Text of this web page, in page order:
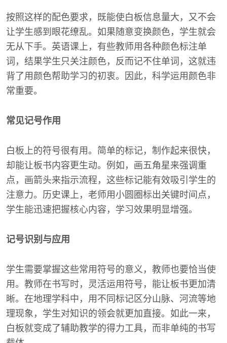
按照这样的配色要求，既能使白板信息量大，又不会
让学生感到眼花缭乱。如果随意变换颜色，学生就会
无从下手。英语课上，有些教师用各种颜色标注单
词，结果学生只关注颜色，反而记不住单词，这就违
背了用颜色帮助学习的初衷。因此，科学运用颜色非
常重要。
常见记号作用
白板上的符号很有用。简单的标记，制作起来很快，
却能让板书内容更生动。例如，画五角星来强调重
点，画箭头来指示流程，这些标记能有效吸引学生的
注意力。历史课上，老师用小圆圈标出关键时间点，
学生能迅速把握核心内容，学习效果明显增强。
记号识别与应用
学生需要掌握这些常用符号的意义，教师也要恰当使
用。教师在书写时，灵活运用符号，能让板书更加清
晰。在地理学科中，用不同标记区分山脉、河流等地
理现象，学生对知识的领会就更加直接。如此一来，
白板就变成了辅助教学的得力工具，而非单纯的书写